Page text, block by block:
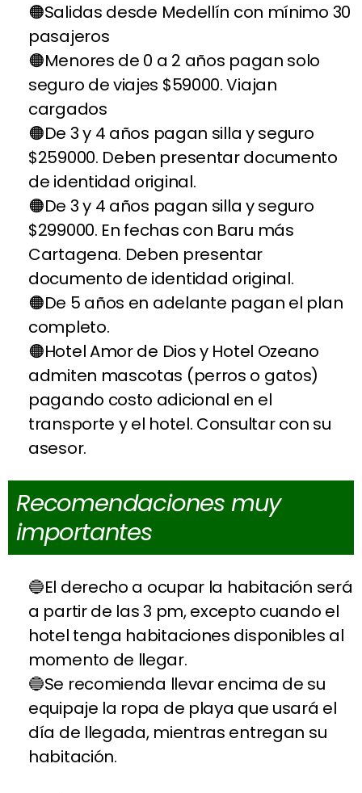
Salidas desde Medellín con mínimo 30
pasajeros
Menores de 0 a 2 años pagan solo
seguro de viajes $59000. Viajan
cargados
De 3 y 4 años pagan silla y seguro
$259000. Deben presentar documento
de identidad original.
De 3 y 4 años pagan silla y seguro
$299000. En fechas con Baru más
Cartagena. Deben presentar
documento de identidad original.
De 5 años en adelante pagan el plan
completo.
Hotel Amor de Dios y Hotel Ozeano
admiten mascotas (perros o gatos)
pagando costo adicional en el
transporte y el hotel. Consultar con su
asesor.
Recomendaciones muy
importantes
El derecho a ocupar la habitación será
a partir de las 3 pm, excepto cuando el
hotel tenga habitaciones disponibles al
momento de llegar.
Se recomienda llevar encima de su
equipaje la ropa de playa que usará el
día de llegada, mientras entregan su
habitación.